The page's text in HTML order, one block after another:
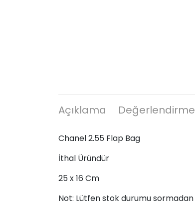
Açıklama
Chanel 2.55 Flap Bag
İthal Üründür
25 x 16 Cm
Not: Lütfen stok durumu sormadan